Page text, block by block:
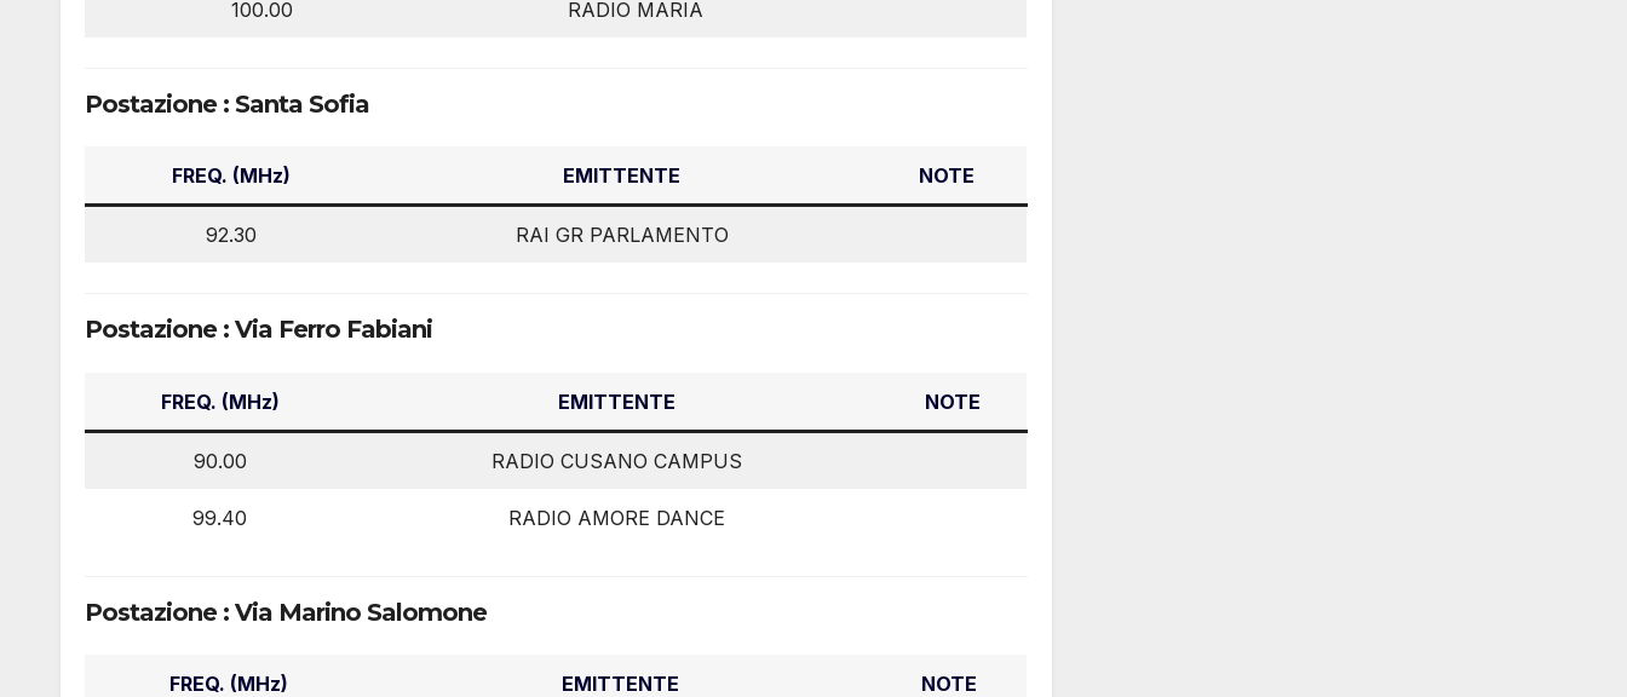
100.00 RADIO MARIA
Postazione : Santa Sofia
FREQ. (MHz) EMITTENTE NOTE
92.30 RAI GR PARLAMENTO
Postazione : Via Ferro Fabiani
FREQ. (MHz) EMITTENTE NOTE
90.00 RADIO CUSANO CAMPUS
99.40 RADIO AMORE DANCE
Postazione : Via Marino Salomone
FREQ. (MHz) EMITTENTE NOTE